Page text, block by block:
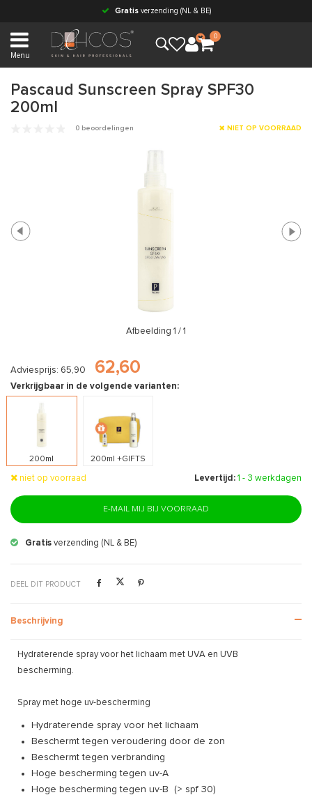
Gratisverzending (NL & BE)
Menu
0
Pascaud Sunscreen Spray SPF30
200ml
0 beoordelingen NIET OP VOORRAAD
Afbeelding 1 / 1
Adviesprijs: 65,90 62,60
Verkrijgbaar in de volgende varianten:
200ml 200ml +GIFTS
niet op voorraad Levertijd: 1 - 3 werkdagen
E-MAIL MIJ BIJ VOORRAAD
Gratis verzending (NL & BE)
DEEL DIT PRODUCT
Beschrijving
Hydraterende spray voor het lichaam met UVA en UVB
bescherming.
Spray met hoge uv-bescherming
Hydraterende spray voor het lichaam
Beschermt tegen veroudering door de zon
Beschermt tegen verbranding
Hoge bescherming tegen uv-A
Hoge bescherming tegen uv-B (> spf 30)